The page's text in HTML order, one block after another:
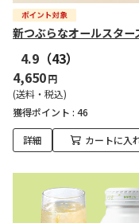
新つぶらなオールスター
4.9 （43）
4,650円
(送料・税込)
獲得ポイント : 46
詳細 カートに入